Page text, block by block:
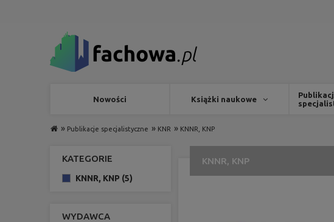
Nowości Książki naukowe
» Publikacje specjalistyczne » KNR » KNNR, KNP
KATEGORIE
KNNR, KNP (5)
WYDAWCA
KNNR, KNP